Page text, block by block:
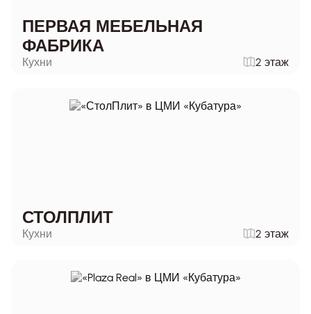
ПЕРВАЯ МЕБЕЛЬНАЯ
ФАБРИКА
Кухни 2 этаж
СТОЛПЛИТ
Кухни 2 этаж